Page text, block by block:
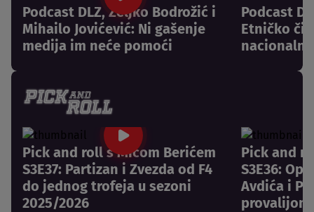
Podcast DLZ, Željko Bodrožić i
Mihailo Jovićević: Ni gašenje
medija im neće pomoći
Podcast
Etničko
nacionalni
Pick and roll s Mićom Berićem
S3E37: Partizan i Zvezda od F4
do jednog trofeja u sezoni
2025/2026
Pick and
S3E36:
Avdića i
provalijom